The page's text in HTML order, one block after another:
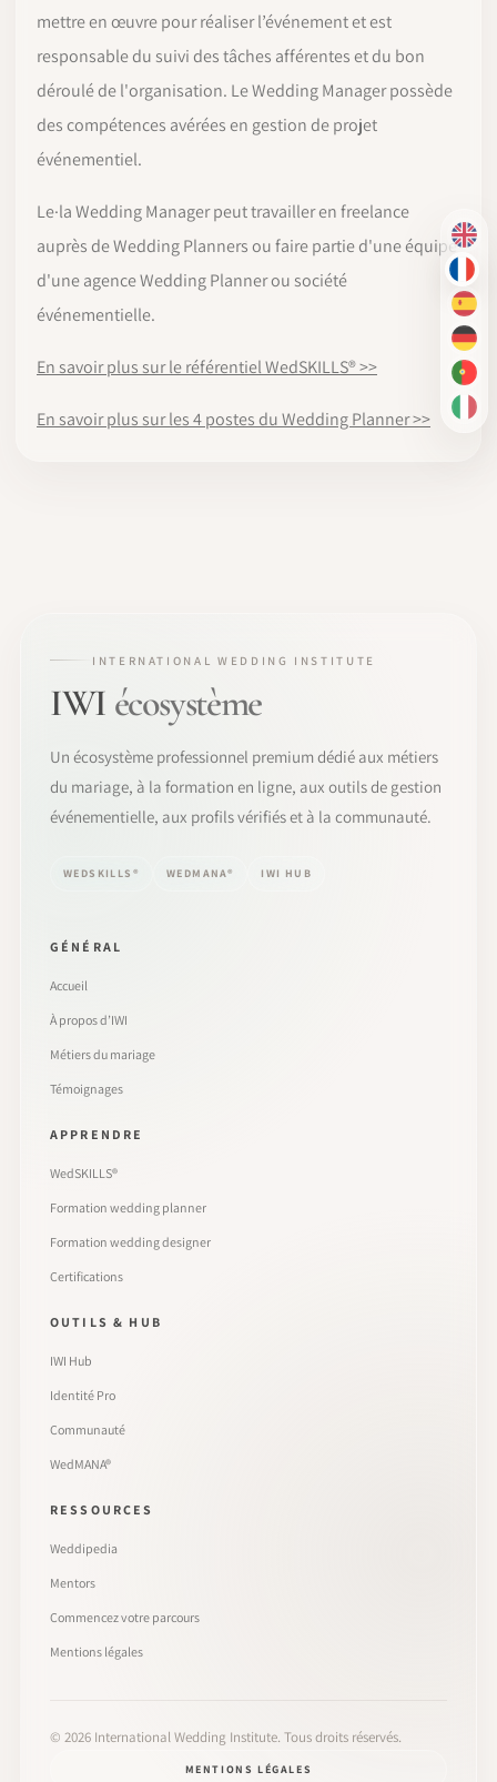
EN
FR
ES
DE
PT-
IT
mettre en œuvre pour réaliser l’événement et est
responsable du suivi des tâches afférentes et du bon
déroulé de l'organisation. Le Wedding Manager possède
des compétences avérées en gestion de projet
événementiel.
Le·la Wedding Manager peut travailler en freelance
auprès de Wedding Planners ou faire partie d'une équipe
d'une agence Wedding Planner ou société
événementielle.
En savoir plus sur le référentiel WedSKILLS® >>
En savoir plus sur les 4 postes du Wedding Planner >>
INTERNATIONAL WEDDING INSTITUTE
IWI écosystème
Un écosystème professionnel premium dédié aux métiers
du mariage, à la formation en ligne, aux outils de gestion
événementielle, aux profils vérifiés et à la communauté.
WEDSKILLS® WEDMANA® IWI HUB
GÉNÉRAL
Accueil
À propos d’IWI
Métiers du mariage
Témoignages
APPRENDRE
WedSKILLS®
Formation wedding planner
Formation wedding designer
Certifications
OUTILS & HUB
IWI Hub
Identité Pro
Communauté
WedMANA®
RESSOURCES
Weddipedia
Mentors
Commencez votre parcours
Mentions légales
© 2026 International Wedding Institute. Tous droits réservés.
MENTIONS LÉGALES